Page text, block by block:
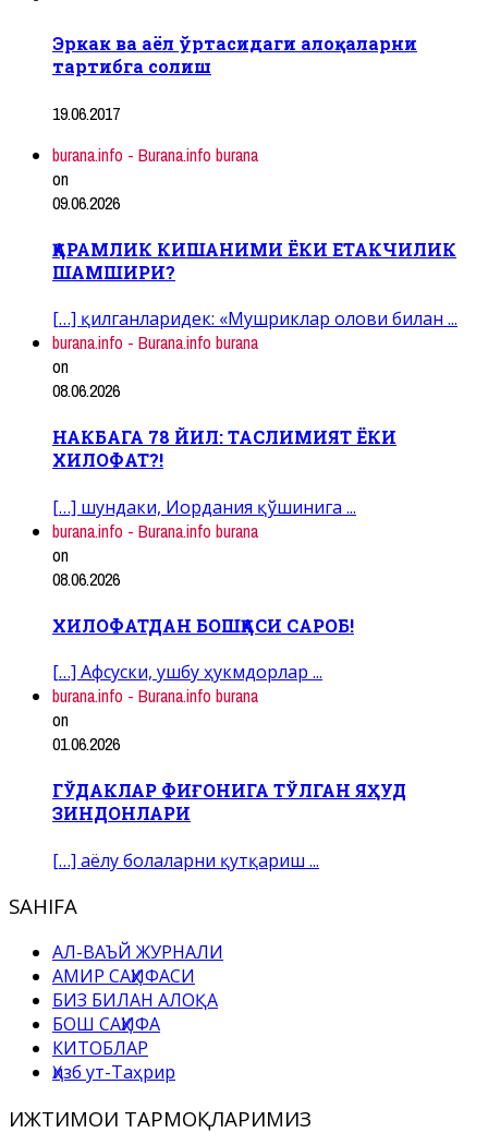
Эркак ва аёл ўртасидаги алоқаларни
тартибга солиш
19.06.2017
burana.info - Burana.info burana
on
09.06.2026
ҚАРАМЛИК КИШАНИМИ ЁКИ ЕТАКЧИЛИК
ШАМШИРИ?
[…] қилганларидек: «Мушриклар олови билан ...
burana.info - Burana.info burana
on
08.06.2026
НАКБАГА 78 ЙИЛ: ТАСЛИМИЯТ ЁКИ
ХИЛОФАТ?!
[…] шундаки, Иордания қўшинига ...
burana.info - Burana.info burana
on
08.06.2026
ХИЛОФАТДАН БОШҚАСИ САРОБ!
[…] Афсуски, ушбу ҳукмдорлар ...
burana.info - Burana.info burana
on
01.06.2026
ГЎДАКЛАР ФИҒОНИГА ТЎЛГАН ЯҲУД
ЗИНДОНЛАРИ
[…] аёлу болаларни қутқариш ...
SAHIFA
АЛ-ВАЪЙ ЖУРНАЛИ
АМИР САҲИФАСИ
БИЗ БИЛАН АЛОҚА
БОШ САҲИФА
КИТОБЛАР
Ҳизб ут-Таҳрир
ИЖТИМОИ ТАРМОҚЛАРИМИЗ